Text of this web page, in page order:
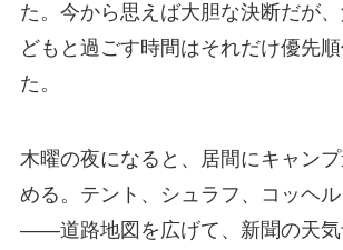
た。今から思えば大胆な決断だが
どもと過ごす時間はそれだけ優先
た。
木曜の夜になると、居間にキャン
める。テント、シュラフ、コッヘ
——道路地図を広げて、新聞の天気